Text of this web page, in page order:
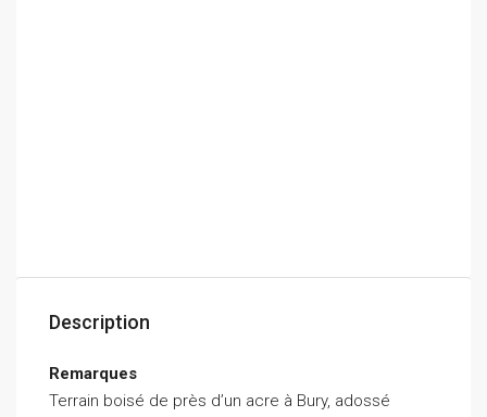
Description
Remarques
Terrain boisé de près d’un acre à Bury, adossé